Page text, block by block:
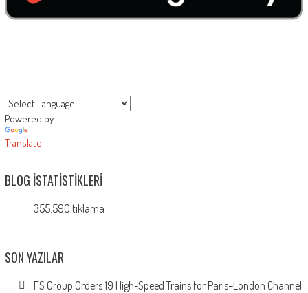
Powered by
Translate
BLOG İSTATISTIKLERI
355.590 tıklama
SON YAZILAR
FS Group Orders 19 High-Speed Trains for Paris–London Channel